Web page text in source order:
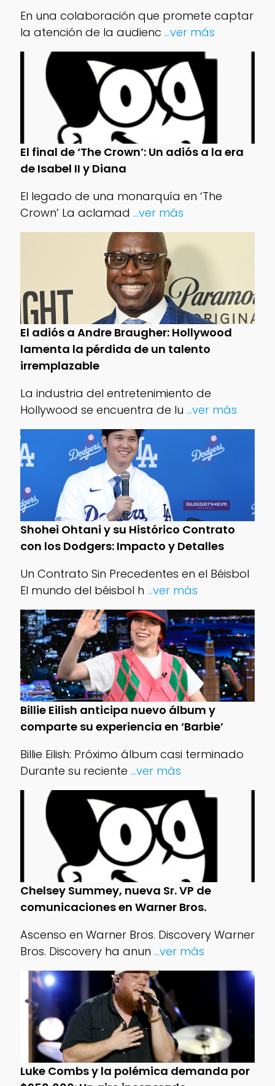
En una colaboración que promete captar
la atención de la audienc ...ver más
El final de ‘The Crown’: Un adiós a la era
de Isabel II y Diana
El legado de una monarquía en ‘The
Crown’ La aclamad ...ver más
El adiós a Andre Braugher: Hollywood
lamenta la pérdida de un talento
irremplazable
La industria del entretenimiento de
Hollywood se encuentra de lu ...ver más
Shohei Ohtani y su Histórico Contrato
con los Dodgers: Impacto y Detalles
Un Contrato Sin Precedentes en el Béisbol
El mundo del béisbol h ...ver más
Billie Eilish anticipa nuevo álbum y
comparte su experiencia en ‘Barbie’
Billie Eilish: Próximo álbum casi terminado
Durante su reciente ...ver más
Chelsey Summey, nueva Sr. VP de
comunicaciones en Warner Bros.
Ascenso en Warner Bros. Discovery Warner
Bros. Discovery ha anun ...ver más
Luke Combs y la polémica demanda por